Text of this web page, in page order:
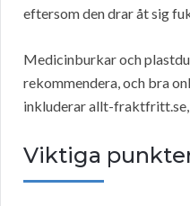
eftersom den drar åt sig
Medicinburkar och
rekommendera, och bra
inkluderar allt-fraktfritt.se,
Viktiga